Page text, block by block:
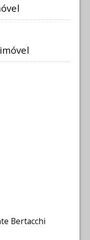
Bertacchi